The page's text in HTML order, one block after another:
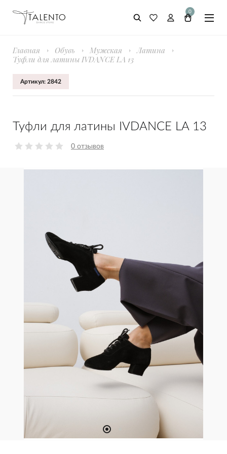
0
Главная Обувь Мужская
Латина
Туфли для латины IVDANCE LA 13
Артикул: 2842
Туфли для латины IVDANCE LA 13
0 отзывов